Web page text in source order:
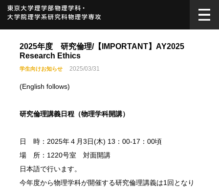
2025年度 研究倫理/【IMPORTANT】AY2025
Research Ethics
学生向けお知らせ 2025/03/31
(English follows)
研究倫理講義日程（物理学科開講）
日 時：2025年４月3日(木) 13：00-17：00頃
場 所：1220号室 対面開講
日本語で行います。
今年度から物理学科が開催する研究倫理講義は1回となり